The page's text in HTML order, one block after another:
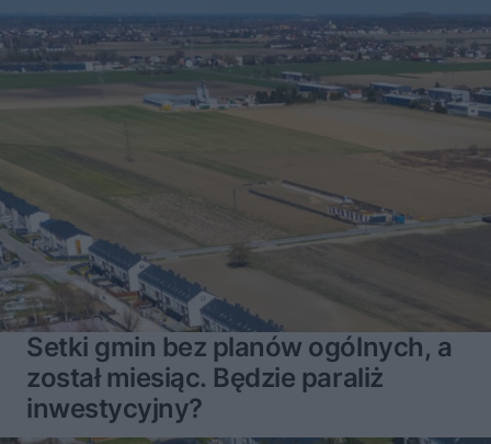
Setki gmin bez planów ogólnych, a
został miesiąc. Będzie paraliż
inwestycyjny?